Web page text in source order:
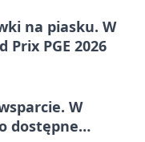
na piasku. W
Prix PGE 2026
W
dostępne